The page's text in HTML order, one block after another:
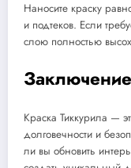
Наносите краску
и подтеков. Если
слою полностью
Заключение
Краска Тиккурила —
долговечности и
ли вы обновить